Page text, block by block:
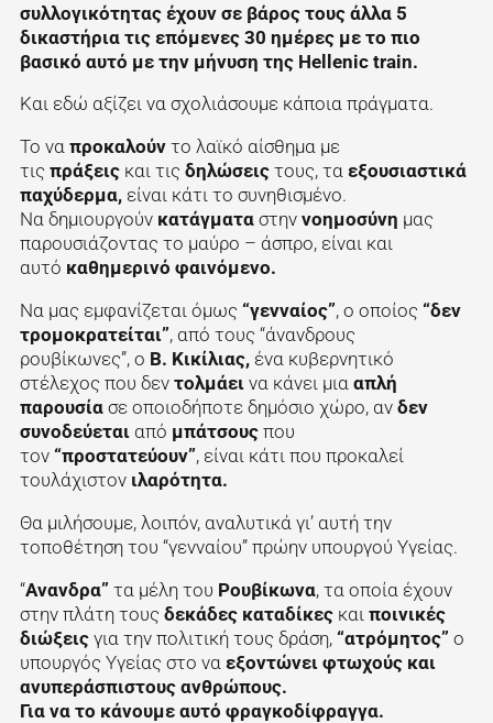
συλλογικότητας έχουν σε βάρος τους άλλα 5
δικαστήρια τις επόμενες 30 ημέρες με το πιο
βασικό αυτό με την μήνυση της Hellenic train.
Και εδώ αξίζει να σχολιάσουμε κάποια πράγματα.
Το να προκαλούν το λαϊκό αίσθημα με
τις πράξειςκαι τις δηλώσειςτους, τα εξουσιαστικά
παχύδερμα, είναι κάτι το συνηθισμένο.
Να δημιουργούν κατάγματαστηννοημοσύνη μας
παρουσιάζοντας το μαύρο – άσπρο, είναι και
αυτό καθημερινό φαινόμενο.
Να μας εμφανίζεται όμως “γενναίος”, ο οποίος “δεν
τρομοκρατείται”, από τους “άνανδρους
ρουβίκωνες”, ο Β. Κικίλιας,ένα κυβερνητικό
στέλεχος που δεν τολμάεινα κάνει μια απλή
παρουσία σε οποιοδήποτε δημόσιο χώρο, αν δεν
συνοδεύεταιαπό μπάτσουςπου
τον “προστατεύουν”, είναι κάτι που προκαλεί
τουλάχιστον ιλαρότητα.
Θα μιλήσουμε, λοιπόν, αναλυτικά γι’ αυτή την
τοποθέτηση του “γενναίου” πρώην υπουργού Υγείας.
“Ανανδρα” τα μέλη του Ρουβίκωνα, τα οποία έχουν
στην πλάτη τους δεκάδες καταδίκεςκαι ποινικές
διώξειςγια την πολιτική τους δράση, “ατρόμητος” ο
υπουργός Υγείας στο να εξοντώνει φτωχούς και
ανυπεράσπιστους ανθρώπους.
Για να το κάνουμε αυτό φραγκοδίφραγγα.